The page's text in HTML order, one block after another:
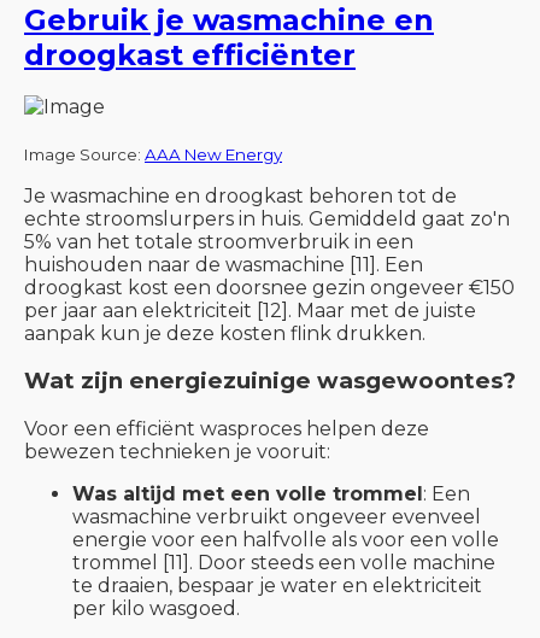
Gebruik je wasmachine en
droogkast efficiënter
Image Source: AAA New Energy
Je wasmachine en droogkast behoren tot de
echte stroomslurpers in huis. Gemiddeld gaat zo'n
5% van het totale stroomverbruik in een
huishouden naar de wasmachine [11]. Een
droogkast kost een doorsnee gezin ongeveer €150
per jaar aan elektriciteit [12]. Maar met de juiste
aanpak kun je deze kosten flink drukken.
Wat zijn energiezuinige wasgewoontes?
Voor een efficiënt wasproces helpen deze
bewezen technieken je vooruit:
Was altijd met een volle trommel: Een
wasmachine verbruikt ongeveer evenveel
energie voor een halfvolle als voor een volle
trommel [11]. Door steeds een volle machine
te draaien, bespaar je water en elektriciteit
per kilo wasgoed.